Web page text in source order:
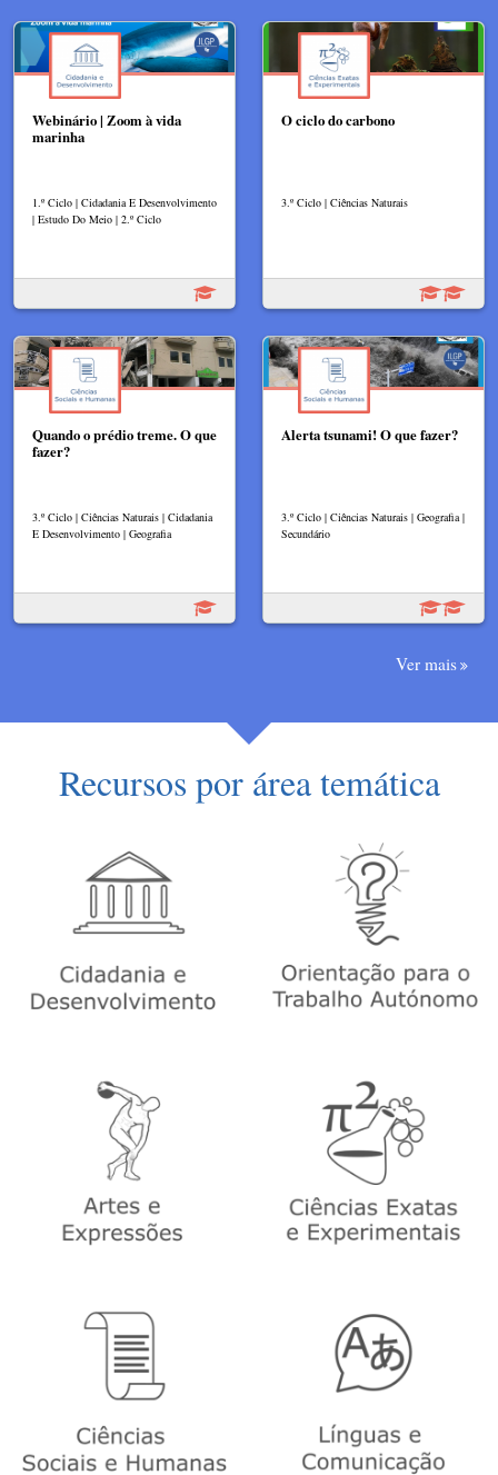
Webinário | Zoom à vida
marinha
1.º Ciclo | Cidadania E Desenvolvimento
| Estudo Do Meio | 2.º Ciclo
O ciclo do carbono
3.º Ciclo | Ciências Naturais
Quando o prédio treme. O que
fazer?
3.º Ciclo | Ciências Naturais | Cidadania
E Desenvolvimento | Geografia
Alerta tsunami! O que fazer?
3.º Ciclo | Ciências Naturais | Geografia |
Secundário
Ver mais
Recursos por área temática